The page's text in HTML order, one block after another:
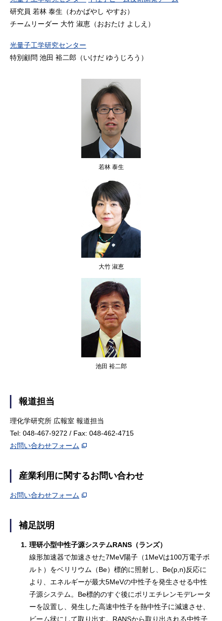
研究員 若林 泰生（わかばやし やすお）
チームリーダー 大竹 淑恵（おおたけ よしえ）
光量子工学研究センター
特別顧問 池田 裕二郎（いけだ ゆうじろう）
若林 泰生
大竹 淑恵
池田 裕二郎
報道担当
理化学研究所 広報室 報道担当
Tel: 048-467-9272 / Fax: 048-462-4715
お問い合わせフォーム
産業利用に関するお問い合わせ
お問い合わせフォーム
補足説明
1. 理研小型中性子源システムRANS（ランズ）
線形加速器で加速させた7MeV陽子（1MeVは100万電子ボ
ルト）をベリリウム（Be）標的に照射し、Be(p,n)反応に
より、エネルギーが最大5MeVの中性子を発生させる中性
子源システム。Be標的のすぐ後にポリエチレンモデレータ
ーを設置し、発生した高速中性子を熱中性子に減速させ、
ビーム状にして取り出す。RANSから取り出される中性子